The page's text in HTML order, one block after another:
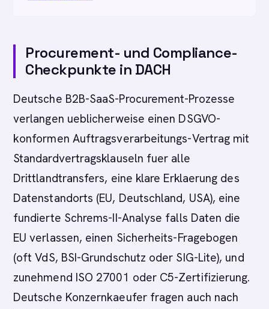
Procurement- und Compliance-
Checkpunkte in DACH
Deutsche B2B-SaaS-Procurement-Prozesse
verlangen ueblicherweise einen DSGVO-
konformen Auftragsverarbeitungs-Vertrag mit
Standardvertragsklauseln fuer alle
Drittlandtransfers, eine klare Erklaerung des
Datenstandorts (EU, Deutschland, USA), eine
fundierte Schrems-II-Analyse falls Daten die
EU verlassen, einen Sicherheits-Fragebogen
(oft VdS, BSI-Grundschutz oder SIG-Lite), und
zunehmend ISO 27001 oder C5-Zertifizierung.
Deutsche Konzernkaeufer fragen auch nach